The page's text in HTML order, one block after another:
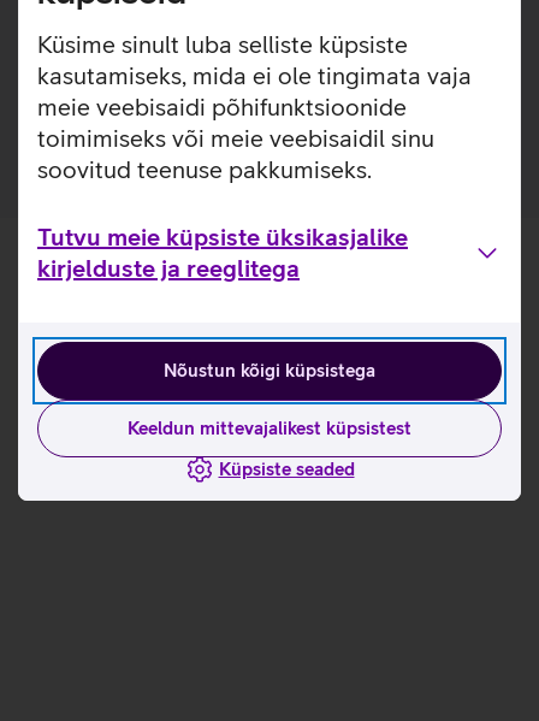
Küsime sinult luba selliste küpsiste
kasutamiseks, mida ei ole tingimata vaja
meie veebisaidi põhifunktsioonide
toimimiseks või meie veebisaidil sinu
soovitud teenuse pakkumiseks.
Tutvu meie küpsiste üksikasjalike
kirjelduste ja reeglitega
Nõustun kõigi küpsistega
Keeldun mittevajalikest küpsistest
Küpsiste seaded
lisakaitsekihi jättes nähtavale seadme disaini. Nii on
tagatud telefoni kindel haare ja kaitse kriimustuste eest.
Ümbris on valmistatud 50% taaskasutatud
materjalidest.